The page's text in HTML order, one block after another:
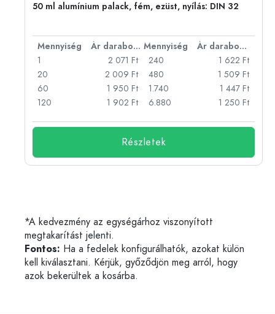
50 ml alumínium palack, fém, ezüst, nyílás: DIN 32
Mennyiség Ár darabonként Mennyiség
Ár darabonként
1
2 071 Ft
20
2 009 Ft
60
1 950 Ft
120
1 902 Ft
240
1 622 Ft
480
1 509 Ft
1.740
1 447 Ft
6.880
1 250 Ft
Részletek
*A kedvezmény az egységárhoz viszonyított
megtakarítást jelenti.
Fontos: Ha a fedelek konfigurálhatók, azokat külön
kell kiválasztani. Kérjük, győződjön meg arról, hogy
azok bekerültek a kosárba.